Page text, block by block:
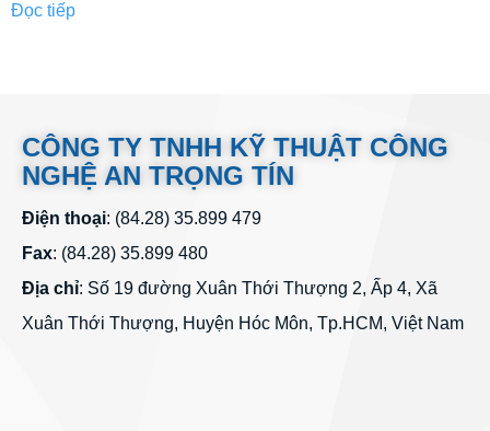
Đọc tiếp
CÔNG TY TNHH KỸ THUẬT CÔNG
NGHỆ AN TRỌNG TÍN
Điện thoại: (84.28) 35.899 479
Fax: (84.28) 35.899 480
Địa chỉ: Số 19 đường Xuân Thới Thượng 2, Ấp 4, Xã
Xuân Thới Thượng, Huyện Hóc Môn, Tp.HCM, Việt Nam